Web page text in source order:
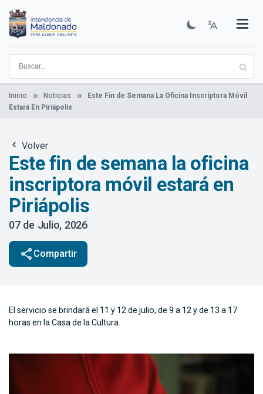
contenido
principal
Institucional
Municipios
Descubre Maldonado
Comunicación
Servicios
Guía De Trámites
Ver Noticias
Inicio Noticias
Este Fin de Semana La Oficina Inscriptora Móvil
Estará En Piriápolis
Volver
Este fin de semana la oficina
inscriptora móvil estará en
Piriápolis
07 de Julio, 2026
share Compartir
El servicio se brindará el 11 y 12 de julio, de 9 a 12 y de 13 a 17
horas en la Casa de la Cultura.